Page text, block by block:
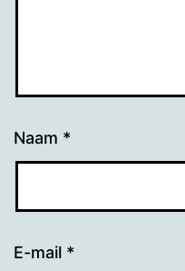
Naam *
E-mail *